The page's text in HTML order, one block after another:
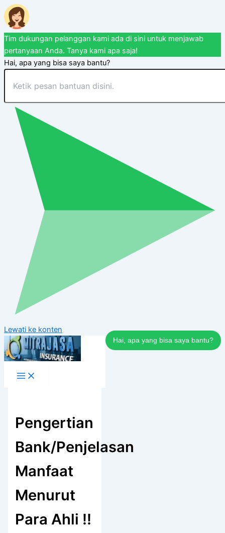
Tim dukungan pelanggan kami ada di sini untuk menjawab
pertanyaan Anda. Tanya kami apa saja!
Hai, apa yang bisa saya bantu?
Hai, apa yang bisa saya bantu?
Lewati ke konten
Pengertian
Bank/Penjelasan
Manfaat
Menurut
Para Ahli !!